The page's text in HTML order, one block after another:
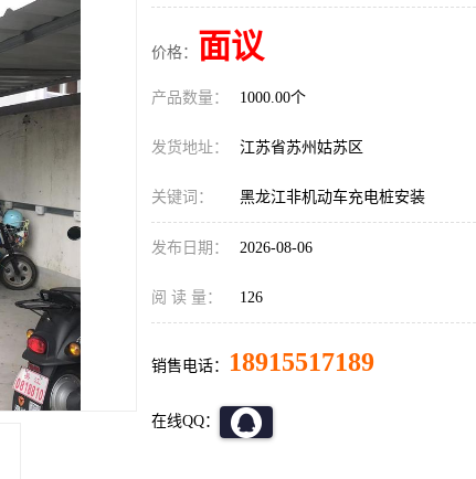
价格： 面议
产品数量： 1000.00个
发货地址： 江苏省苏州姑苏区
关键词： 黑龙江非机动车充电桩安装
发布日期： 2026-08-06
阅 读 量： 126
销售电话： 18915517189
在线QQ：